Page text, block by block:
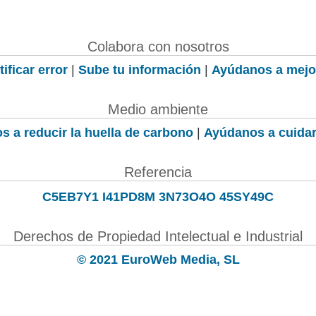
Colabora con nosotros
error | Sube tu información | Ayúdanos a
Medio ambiente
a reducir la huella de carbono | Ayúdanos a
Referencia
C5EB7Y1 I41PD8M 3N73O4O 45SY49C
Derechos de Propiedad Intelectual e Industrial
© 2021 EuroWeb Media, SL